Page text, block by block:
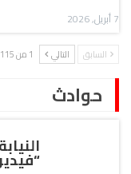
7 أبريل, 2026
السابق التالي 1 من 115
حوادث